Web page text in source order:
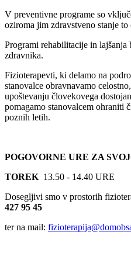
V preventivne programe so
oziroma jim zdravstveno stanje to
Programi rehabilitacije in lajšanja
zdravnika.
Fizioterapevti, ki delamo na
stanovalce obravnavamo
upoštevanju človekovega
pomagamo stanovalcem
poznih letih.
POGOVORNE URE ZA
TOREK 13.50 - 14.40 URE
Dosegljivi smo v prostorih
427 95 45
ter na mail: